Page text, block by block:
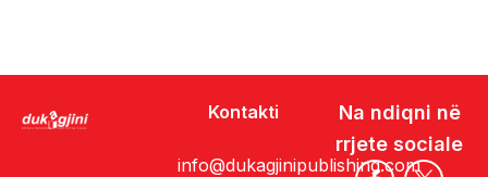
Kontakti
info@dukagjinipublishing.com
Na ndiqni në
rrjete sociale